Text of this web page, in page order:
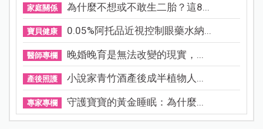
家庭關係 為什麼不想或不敢生二胎？這8...
寶貝健康 0.05%阿托品近視控制眼藥水納...
醫師專欄 晚婚晚育是無法改變的現實，...
產後照護 小說家青竹酒產後成半植物人...
專家專欄 守護寶寶的黃金睡眠：為什麼...